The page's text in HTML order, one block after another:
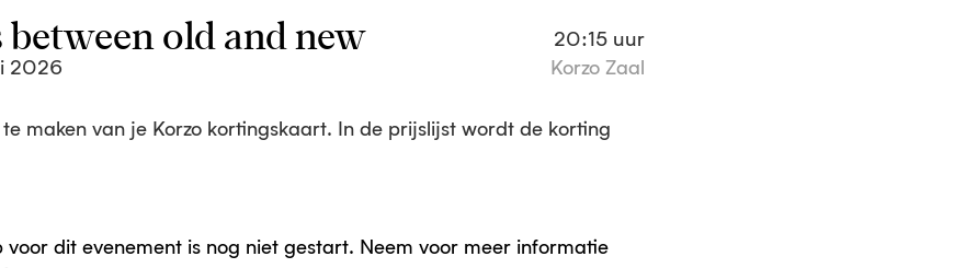
old and new 20:15 uur
2026
Korzo Zaal
maken van je Korzo kortingskaart. In de prijslijst wordt de korting
voor dit evenement is nog niet gestart. Neem voor meer informatie